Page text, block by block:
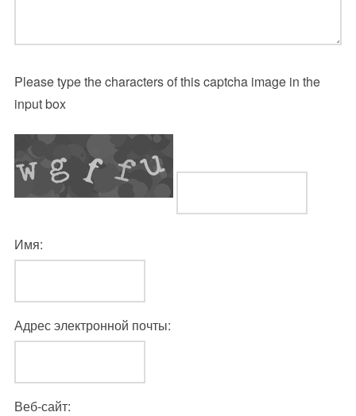
Please type the characters of this captcha image in the
input box
Имя:
Адрес электронной почты:
Веб-сайт: